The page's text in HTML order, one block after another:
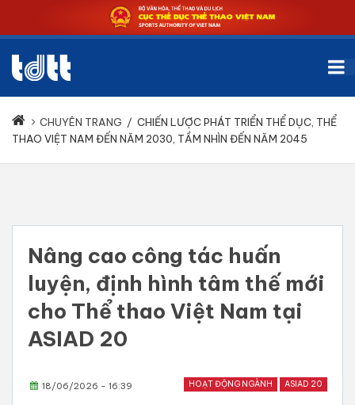
CHUYÊN TRANG / CHIẾN LƯỢC PHÁT TRIỂN THỂ DỤC, THỂ
THAO VIỆT NAM ĐẾN NĂM 2030, TẦM NHÌN ĐẾN NĂM 2045
Nâng cao công tác huấn
luyện, định hình tâm thế mới
cho Thể thao Việt Nam tại
ASIAD 20
HOẠT ĐỘNG NGÀNH ASIAD 20
18/06/2026 - 16:39